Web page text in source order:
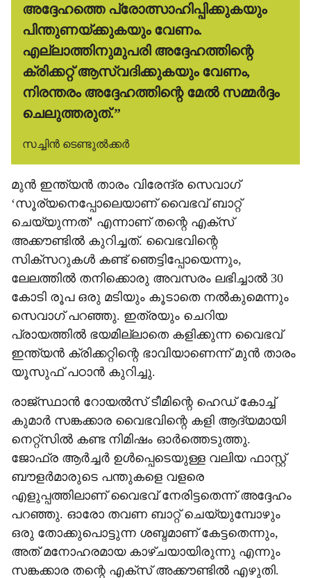
അദ്ദേഹത്തെ പ്രോത്സാഹിപ്പിക്കുകയും
പിന്തുണയ്ക്കുകയും വേണം.
എല്ലാത്തിനുമുപരി അദ്ദേഹത്തിന്റെ
ക്രിക്കറ്റ് ആസ്വദിക്കുകയും വേണം,
നിരന്തരം അദ്ദേഹത്തിന്റെ മേൽ സമ്മർദ്ദം
ചെലുത്തരുത്.”
സച്ചിൻ ടെണ്ടുൽക്കർ
​മുൻ ഇന്ത്യൻ താരം വിരേന്ദ്ര സെവാഗ്
‘സൂര്യനെപ്പോലെയാണ് വൈഭവ് ബാറ്റ്
ചെയ്യുന്നത്’ എന്നാണ് തന്റെ എക്സ്
അക്കൗണ്ടിൽ കുറിച്ചത്. വൈഭവിന്റെ
സിക്സറുകൾ കണ്ട് ഞെട്ടിപ്പോയെന്നും,
ലേലത്തിൽ തനിക്കൊരു അവസരം ലഭിച്ചാൽ 30
കോടി രൂപ ഒരു മടിയും കൂടാതെ നൽകുമെന്നും
സെവാഗ് പറഞ്ഞു. ഇത്രയും ചെറിയ
പ്രായത്തിൽ ഭയമില്ലാതെ കളിക്കുന്ന വൈഭവ്
ഇന്ത്യൻ ക്രിക്കറ്റിന്റെ ഭാവിയാണെന്ന് മുൻ താരം
യൂസുഫ് പഠാൻ കുറിച്ചു.
​രാജ്സ്ഥാൻ റോയൽസ് ടീമിന്റെ ഹെഡ് കോച്ച്
കുമാർ സങ്കക്കാര വൈഭവിന്റെ കളി ആദ്യമായി
നെറ്റ്സിൽ കണ്ട നിമിഷം ഓർത്തെടുത്തു.
ജോഫ്ര ആർച്ചർ ഉൾപ്പെടെയുള്ള വലിയ ഫാസ്റ്റ്
ബൗളർമാരുടെ പന്തുകളെ വളരെ
എളുപ്പത്തിലാണ് വൈഭവ് നേരിട്ടതെന്ന് അദ്ദേഹം
പറഞ്ഞു. ഓരോ തവണ ബാറ്റ് ചെയ്യുമ്പോഴും
ഒരു തോക്കുപൊട്ടുന്ന ശബ്ദമാണ് കേട്ടതെന്നും,
അത് മനോഹരമായ കാഴ്ചയായിരുന്നു എന്നും
സങ്കക്കാര തന്റെ എക്സ് അക്കൗണ്ടിൽ എഴുതി.